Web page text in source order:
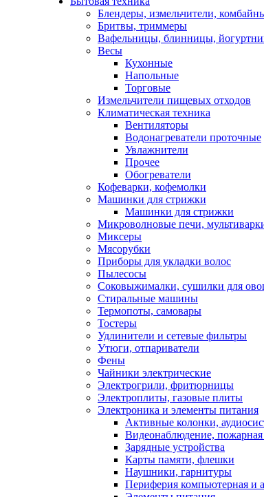
Блендеры, измельчители,
Бритвы, триммеры
Вафельницы, блинницы,
Весы
Кухонные
Напольные
Торговые
Измельчители пищевых отходов
Климатическая техника
Вентиляторы
Водонагреватели проточные
Увлажнители
Прочее
Обогреватели
Кофеварки, кофемолки
Машинки для стрижки
Машинки для стрижки
Микроволновые печи,
Миксеры
Мясорубки
Приборы для укладки волос
Пылесосы
Соковыжималки, сушилки для
Стиральные машины
Термопоты, самовары
Тостеры
Удлинители и сетевые фильтры
Утюги, отпариватели
Фены
Чайники электрические
Электрогрили, фритюрницы
Электроплиты, газовые плиты
Электроника и элементы питания
Активные колонки,
Видеонаблюдение,
Зарядные устройства
Карты памяти, флешки
Наушники, гарнитуры
Периферия компьютерная и